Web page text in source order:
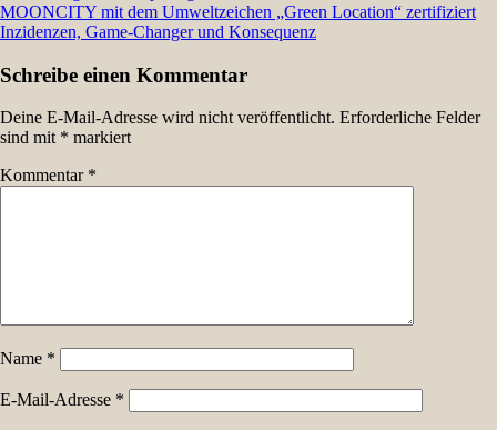
Beitragsnavigation
MOONCITY mit dem Umweltzeichen „Green Location“ zertifiziert
Inzidenzen, Game-Changer und Konsequenz
Schreibe einen Kommentar
Deine E-Mail-Adresse wird nicht veröffentlicht. Erforderliche Felder
sind mit * markiert
Kommentar *
Name *
E-Mail-Adresse *